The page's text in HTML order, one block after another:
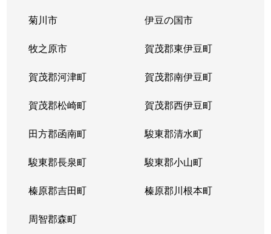
菊川市 伊豆の国市
牧之原市 賀茂郡東伊豆町
賀茂郡河津町 賀茂郡南伊豆町
賀茂郡松崎町 賀茂郡西伊豆町
田方郡函南町 駿東郡清水町
駿東郡長泉町 駿東郡小山町
榛原郡吉田町 榛原郡川根本町
周智郡森町